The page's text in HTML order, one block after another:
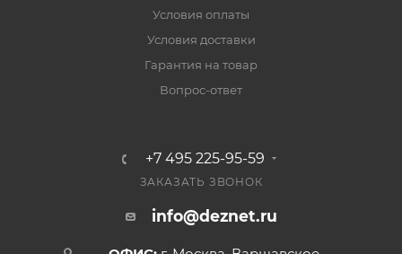
Условия оплаты
Условия доставки
Гарантия на товар
Вопрос-ответ
+7 495 225-95-59
ЗАКАЗАТЬ ЗВОНОК
info@deznet.ru